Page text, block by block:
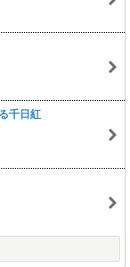
千日紅